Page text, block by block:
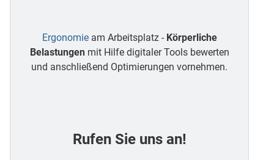
Ergonomieam Arbeitsplatz - Körperliche
Belastungenmit Hilfe digitaler Tools bewerten
und anschließend Optimierungen vornehmen.
Rufen Sie uns an!